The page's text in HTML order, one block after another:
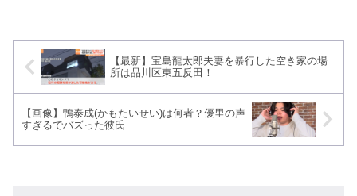
【最新】宝島龍太郎夫妻を暴行した空き家の場
所は品川区東五反田！
【画像】鴨泰成(かもたいせい)は何者？優里の声
すぎるでバズった彼氏